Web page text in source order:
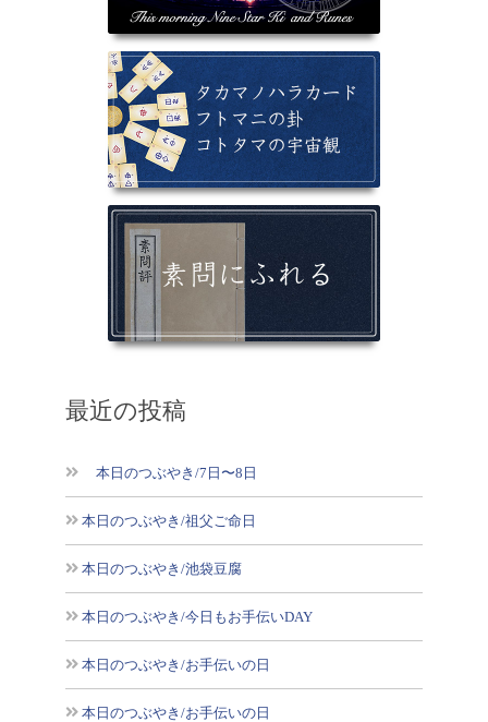
最近の投稿
本日のつぶやき/7日〜8日
本日のつぶやき/祖父ご命日
本日のつぶやき/池袋豆腐
本日のつぶやき/今日もお手伝いDAY
本日のつぶやき/お手伝いの日
本日のつぶやき/お手伝いの日